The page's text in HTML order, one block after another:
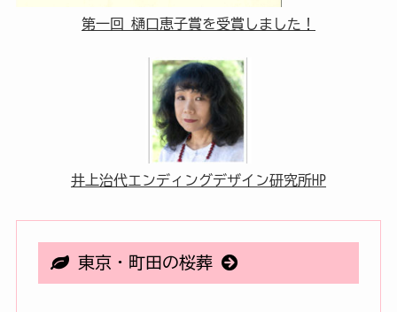
第一回 樋口恵子賞を受賞しました！
井上治代エンディングデザイン研究所HP
東京・町田の桜葬